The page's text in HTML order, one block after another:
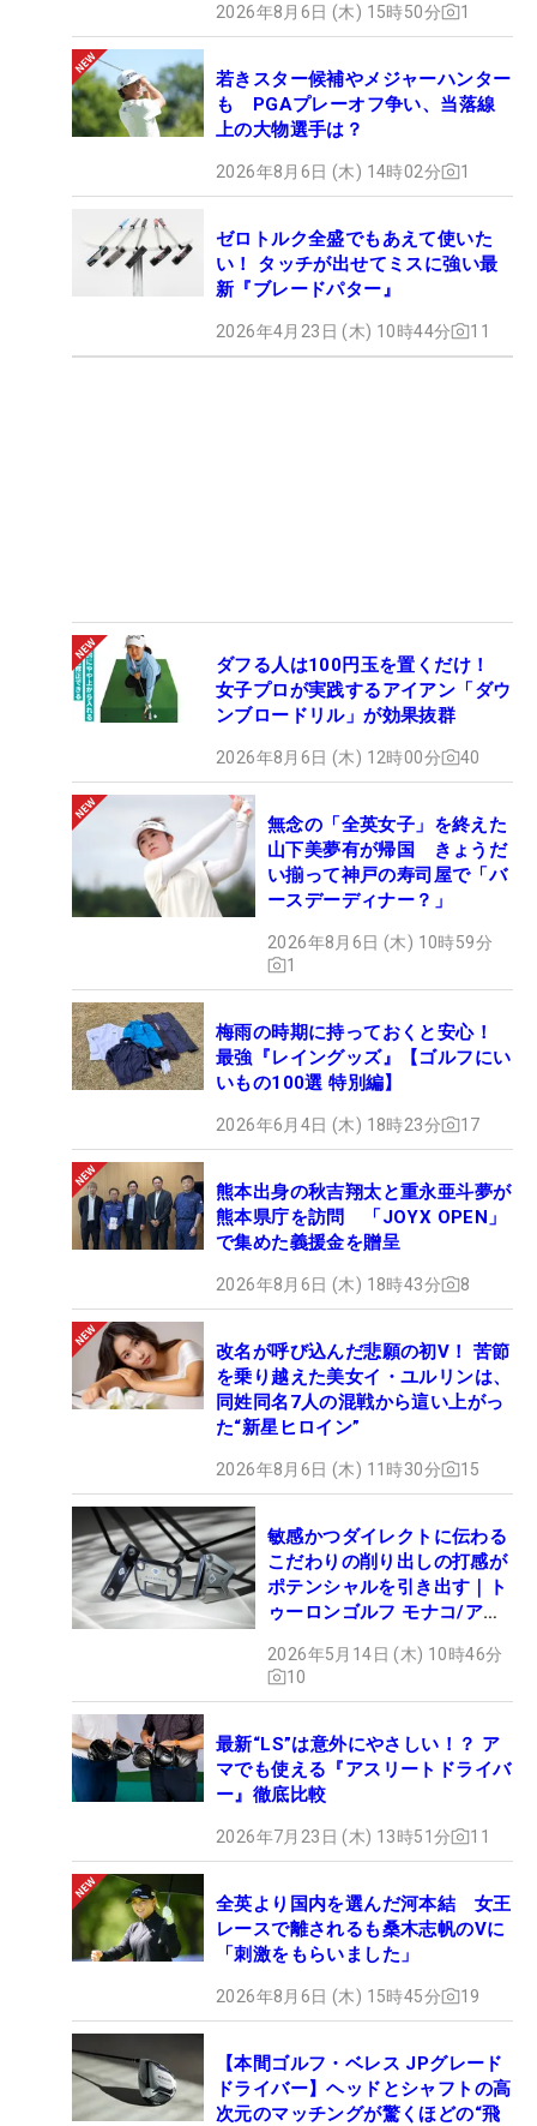
2026年8月6日 (木) 15時50分 1
若きスター候補やメジャーハンター
も PGAプレーオフ争い、当落線
上の大物選手は？
2026年8月6日 (木) 14時02分 1
ゼロトルク全盛でもあえて使いた
い！ タッチが出せてミスに強い最
新『ブレードパター』
2026年4月23日 (木) 10時44分 11
ダフる人は100円玉を置くだけ！
女子プロが実践するアイアン「ダウ
ンブロードリル」が効果抜群
2026年8月6日 (木) 12時00分 40
無念の「全英女子」を終えた
山下美夢有が帰国 きょうだ
い揃って神戸の寿司屋で「バ
ースデーディナー？」
2026年8月6日 (木) 10時59分
1
梅雨の時期に持っておくと安心！
最強『レイングッズ』【ゴルフにい
いもの100選 特別編】
2026年6月4日 (木) 18時23分 17
熊本出身の秋吉翔太と重永亜斗夢が
熊本県庁を訪問 「JOYX OPEN」
で集めた義援金を贈呈
2026年8月6日 (木) 18時43分 8
改名が呼び込んだ悲願の初V！ 苦節
を乗り越えた美女イ・ユルリンは、
同姓同名7人の混戦から這い上がっ
た“新星ヒロイン”
2026年8月6日 (木) 11時30分 15
敏感かつダイレクトに伝わる
こだわりの削り出しの打感が
ポテンシャルを引き出す｜ト
ゥーロンゴルフ モナコ/アル
2026年5月14日 (木) 10時46分
10
最新“LS”は意外にやさしい！？ ア
マでも使える『アスリートドライバ
ー』徹底比較
2026年7月23日 (木) 13時51分 11
全英より国内を選んだ河本結 女王
レースで離されるも桑木志帆のVに
「刺激をもらいました」
2026年8月6日 (木) 15時45分 19
【本間ゴルフ・ベレス JPグレード
ドライバー】ヘッドとシャフトの高
次元のマッチングが驚くほどの“飛